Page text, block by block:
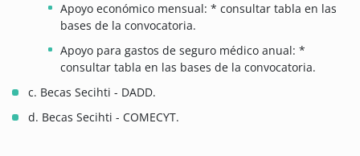
Apoyo económico mensual: * consultar tabla en las
bases de la convocatoria.
Apoyo para gastos de seguro médico anual: *
consultar tabla en las bases de la convocatoria.
c. Becas Secihti - DADD.
d. Becas Secihti - COMECYT.